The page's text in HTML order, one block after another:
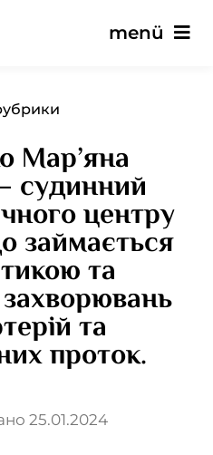
menü
Мар’яна
судинний
центру
займається
та
та
проток.
25.01.2024